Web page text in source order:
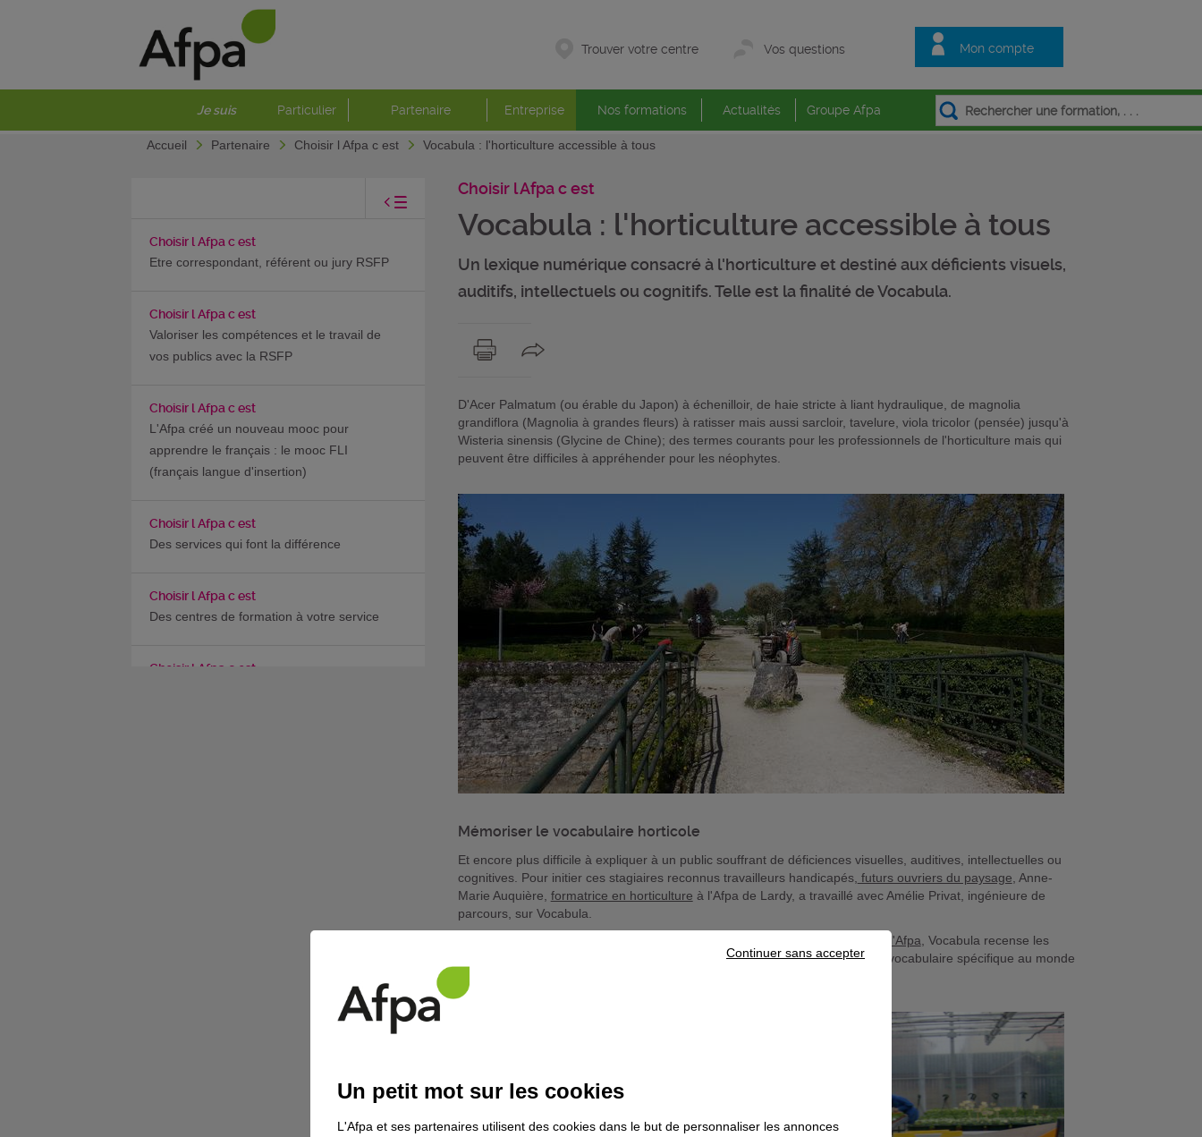
Mon compte
Trouver votre centre Vos questions
Je suis Particulier Partenaire Entreprise Nos formations Actualités Groupe Afpa
Accueil Partenaire Choisir l Afpa c est Vocabula : l'horticulture accessible à tous
Choisir l Afpa c est
Etre correspondant, référent ou jury RSFP
Choisir l Afpa c est
Valoriser les compétences et le travail de
vos publics avec la RSFP
Choisir l Afpa c est
L'Afpa créé un nouveau mooc pour
apprendre le français : le mooc FLI
(français langue d'insertion)
Choisir l Afpa c est
Des services qui font la différence
Choisir l Afpa c est
Des centres de formation à votre service
Choisir l Afpa c est
Choisir l Afpa c est
Vocabula : l'horticulture accessible à tous
Un lexique numérique consacré à l'horticulture et destiné aux déficients visuels,
auditifs, intellectuels ou cognitifs. Telle est la finalité de Vocabula.
D'Acer Palmatum (ou érable du Japon) à échenilloir, de haie stricte à liant hydraulique, de magnolia
grandiflora (Magnolia à grandes fleurs) à ratisser mais aussi sarcloir, tavelure, viola tricolor (pensée) jusqu'à
Wisteria sinensis (Glycine de Chine); des termes courants pour les professionnels de l'horticulture mais qui
peuvent être difficiles à appréhender pour les néophytes.
Mémoriser le vocabulaire horticole
Et encore plus difficile à expliquer à un public souffrant de déficiences visuelles, auditives, intellectuelles ou
cognitives. Pour initier ces stagiaires reconnus travailleurs handicapés, futurs ouvriers du paysage , Anne-
Marie Auquière, formatrice en horticulture à l'Afpa de Lardy, a travaillé avec Amélie Privat, ingénieure de
parcours, sur Vocabula.
la Direction de l'Ingénierie et de l'innovation pédagogique de l'Afpa , Vocabula recense les
machines, les outils, la matière d'oeuvre, les gestes professionnels... tout le vocabulaire spécifique au monde
Un petit mot sur les cookies
L'Afpa et ses partenaires utilisent des cookies dans le but de personnaliser les annonces
Continuer sans accepter